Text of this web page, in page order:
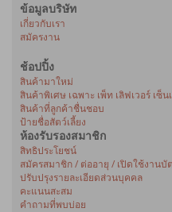
ข้อมูลบริษัท
เกี่ยวกับเรา
สมัครงาน
ช้อปปิ้ง
สินค้ามาใหม่
สินค้าพิเศษ เฉพาะ เพ็ท เลิฟเวอร์ เซ็น
สินค้าที่ลูกค้าชื่นชอบ
ป้ายชื่อสัตว์เลี้ยง
ห้องรับรองสมาชิก
สิทธิประโยชน์
สมัครสมาชิก / ต่ออายุ / เปิดใช้งานบั
ปรับปรุงรายละเอียดส่วนบุคคล
คะแนนสะสม
คำถามที่พบบ่อย